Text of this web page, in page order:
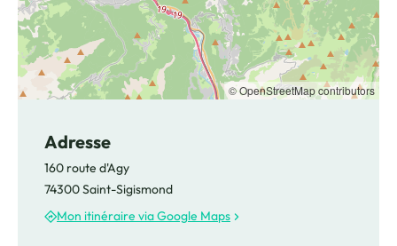
© OpenStreetMap contributors
Adresse
160 route d'Agy
74300 Saint-Sigismond
Mon itinéraire via Google Maps